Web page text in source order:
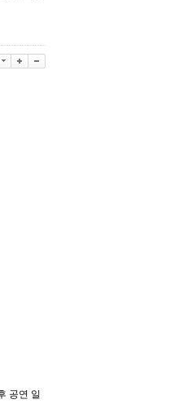
공연 일